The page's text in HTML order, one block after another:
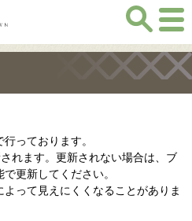
っております。
れます。更新されない場合は、ブ
更新してください。
って見えにくくなることがありま